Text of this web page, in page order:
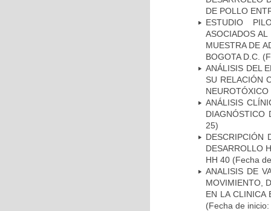
DE POLLO
ESTUDIO
ASOCIADOS
MUESTRA DE
BOGOTA D.C.
ANÁLISIS DEL
SU RELACIÓN
NEUROTÓXICO
ANÁLISIS
DIAGNÓSTICO
25)
DESCRIPCIÓN
DESARROLLO
HH 40 (Fecha
ANALISIS DE
MOVIMIENTO,
EN LA CLINICA
(Fecha de